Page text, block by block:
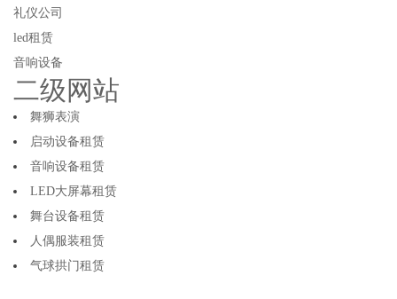
礼仪公司
led租赁
音响设备
二级网站
舞狮表演
启动设备租赁
音响设备租赁
LED大屏幕租赁
舞台设备租赁
人偶服装租赁
气球拱门租赁